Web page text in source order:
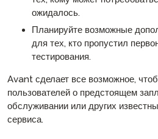
ожидалось.
Планируйте возможные
для тех, кто пропустил
тестирования.
Avant сделает все возможное,
пользователей о предстоящем
обслуживании или других
сервиса.